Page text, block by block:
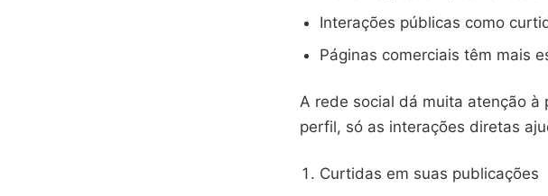
Interações públicas como
Páginas comerciais têm mais
A rede social dá muita atenção à
perfil, só as interações diretas
Curtidas em suas publicações